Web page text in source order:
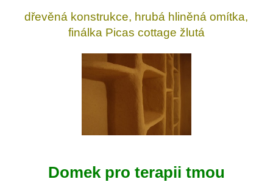
dřevěná konstrukce, hrubá hliněná omítka,
finálka Picas cottage žlutá
Domek pro terapii tmou